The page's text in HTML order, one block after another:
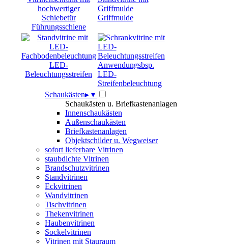
Führungsschiene
Griffmulde
LED-
Beleuchtungsstreifen
Anwendungsbsp.
LED-
Streifenbeleuchtung
Schaukästen▸ ▾
Schaukästen u. Briefkastenanlagen
Innenschaukästen
Außenschaukästen
Briefkastenanlagen
Objektschilder u. Wegweiser
sofort lieferbare Vitrinen
staubdichte Vitrinen
Brandschutzvitrinen
Standvitrinen
Eckvitrinen
Wandvitrinen
Tischvitrinen
Thekenvitrinen
Haubenvitrinen
Sockelvitrinen
Vitrinen mit Stauraum